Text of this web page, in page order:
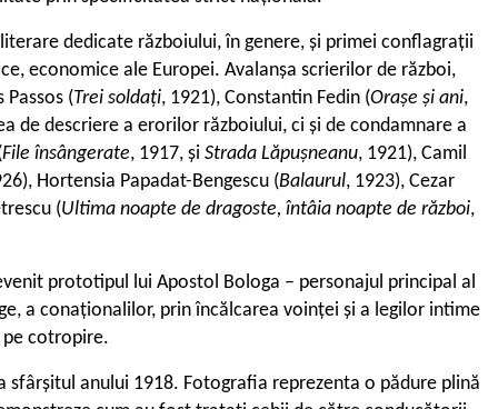
dedicate războiului, în genere, și primei conflagrații
economice ale Europei. Avalanșa scrierilor de război,
Passos (Trei soldați, 1921), Constantin Fedin (Orașe și ani,
de descriere a erorilor războiului, ci și de condamnare a
File însângerate, 1917, și Strada Lăpușneanu, 1921), Camil
Hortensia Papadat-Bengescu (Balaurul, 1923), Cezar
(Ultima noapte de dragoste, întâia noapte de război,
prototipul lui Apostol Bologa – personajul principal al
a conaționalilor, prin încălcarea voinței și a legilor intime
pe cotropire.
anului 1918. Fotografia reprezenta o pădure plină